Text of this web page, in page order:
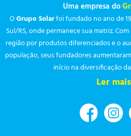
Uma empresa do
OGrupo Solarfoi fundado no ano de
Sul/RS, onde permanece sua matriz.
região por produtos diferenciados e o
população, seus fundadores
início na diversificação
Ler mais